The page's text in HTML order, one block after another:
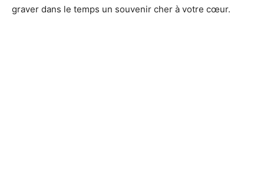
graver dans le temps un souvenir cher à votre cœur.